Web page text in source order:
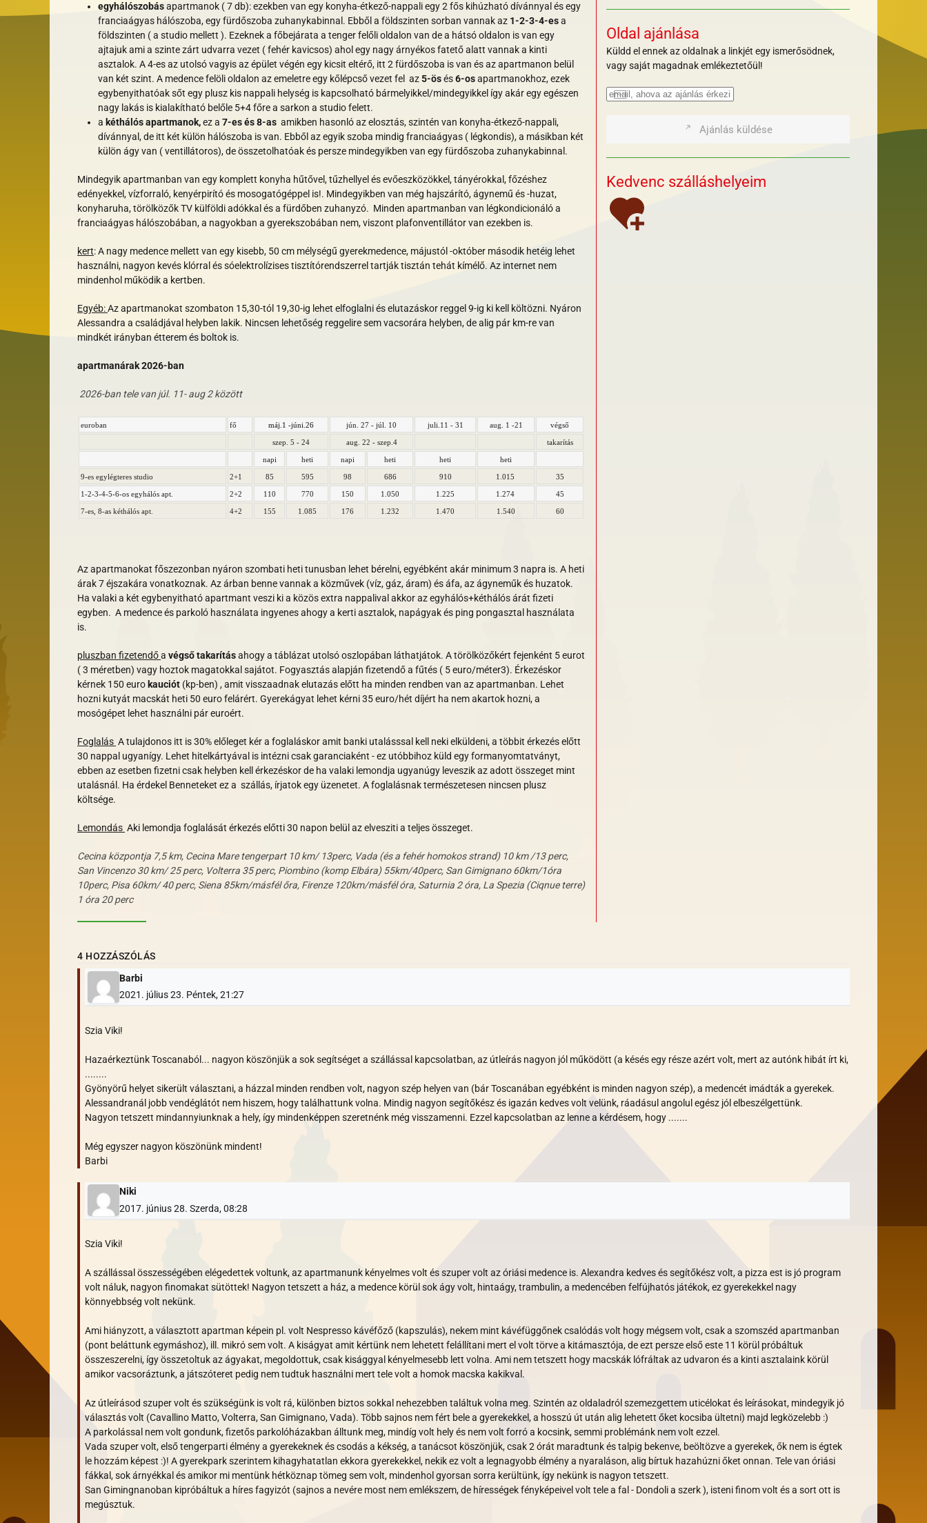
egyhálószobásapartmanok ( 7 db): ezekben van egy konyha-étkező-nappali egy 2 fős kihúzható dívánnyal és egy
franciaágyas hálószoba, egy fürdőszoba zuhanykabinnal. Ebből a földszinten sorban vannak az 1-2-3-4-esa
földszinten ( a studio mellett ). Ezeknek a főbejárata a tenger felőli oldalon van de a hátsó oldalon is van egy
ajtajuk ami a szinte zárt udvarra vezet ( fehér kavicsos) ahol egy nagy árnyékos fatető alatt vannak a kinti
asztalok. A 4-es az utolsó vagyis az épület végén egy kicsit eltérő, itt 2 fürdőszoba is van és az apartmanon belül
van két szint. A medence felöli oldalon az emeletre egy kőlépcső vezet fel az5-ösés6-osapartmanokhoz, ezek
egybenyithatóak sőt egy plusz kis nappali helység is kapcsolható bármelyikkel/mindegyikkel így akár egy egészen
nagy lakás is kialakítható belőle 5+4 főre a sarkon a studio felett.
a kéthálós apartmanok,ez a 7-es és 8-as amikben hasonló az elosztás, szintén van konyha-étkező-nappali,
dívánnyal, de itt két külön hálószoba is van. Ebből az egyik szoba mindig franciaágyas ( légkondis), a másikban két
külön ágy van ( ventillátoros), de összetolhatóak és persze mindegyikben van egy fürdőszoba zuhanykabinnal.
Mindegyik apartmanban van egy komplett konyha hűtővel, tűzhellyel és evőeszközökkel, tányérokkal, főzéshez
edényekkel, vízforraló, kenyérpirító és mosogatógéppel is!. Mindegyikben van még hajszárító, ágynemű és -huzat,
konyharuha, törölközők TV külföldi adókkal és a fürdőben zuhanyzó. Minden apartmanban van légkondicionáló a
franciaágyas hálószobában, a nagyokban a gyerekszobában nem, viszont plafonventillátor van ezekben is.
kert:A nagy medence mellett van egy kisebb, 50 cm mélységű gyerekmedence, májustól -október második hetéig lehet
használni, nagyon kevés klórral éssóelektrolízises tisztítórendszerrel tartják tisztán tehát kímélő. Az internet nem
mindenhol működik a kertben.
Egyéb:Az apartmanokat szombaton 15,30-tól 19,30-ig lehet elfoglalni és elutazáskor reggel 9-ig ki kell költözni. Nyáron
Alessandra a családjával helyben lakik. Nincsen lehetőség reggelire sem vacsorára helyben, de alig pár km-re van
mindkét irányban étterem és boltok is.
apartmanárak 2026-ban
2026-ban tele van júl. 11- aug 2 között
euroban fő máj.1 -júni.26 jún. 27 - júl. 10 juli.11 - 31 aug. 1 -21 végső
szep. 5 - 24 aug. 22 - szep.4 takarítás
napi heti napi heti heti heti
9-es egylégteres studio 2+1 85 595 98 686 910 1.015 35
1-2-3-4-5-6-os egyhálós apt. 2+2 110 770 150 1.050 1.225 1.274 45
7-es, 8-as kéthálós apt. 4+2 155 1.085 176 1.232 1.470 1.540 60
Az apartmanokat főszezonban nyáron szombati heti tunusban lehet bérelni, egyébként akár minimum 3 napra is. A heti
árak 7 éjszakára vonatkoznak. Az árban benne vannak a közművek (víz, gáz, áram) és áfa, az ágyneműk és huzatok.
Ha valaki a két egybenyitható apartmant veszi ki a közös extra nappalival akkor az egyhálós+kéthálós árát fizeti
egyben. A medence és parkoló használata ingyenes ahogy a kerti asztalok, napágyak és ping pongasztal használata
is.
pluszban fizetendőa végső takarításahogy a táblázat utolsó oszlopában láthatjátok. A törölközőkért fejenként 5 eurot
( 3 méretben) vagy hoztok magatokkal sajátot. Fogyasztás alapján fizetendő a fűtés ( 5 euro/méter3). Érkezéskor
kérnek 150 euro kauciót (kp-ben) , amit visszaadnak elutazás előtt ha minden rendben van az apartmanban. Lehet
hozni kutyát macskát heti 50 euro felárért. Gyerekágyat lehet kérni 35 euro/hét díjért ha nem akartok hozni, a
mosógépet lehet használni pár euroért.
Foglalás A tulajdonos itt is 30% előleget kér a foglaláskor amit banki utalásssal kell neki elküldeni, a többit érkezés előtt
30 nappal ugyanígy. Lehet hitelkártyával is intézni csak garanciaként -ez utóbbihoz küld egy formanyomtatványt,
ebben az esetben fizetni csak helyben kell érkezéskor de ha valaki lemondja ugyanúgy leveszik az adott összeget mint
utalásnál. Ha érdekel Benneteket ez a szállás, írjatok egy üzenetet. A foglalásnak természetesen nincsen plusz
költsége.
Lemondás Aki lemondja foglalását érkezés előtti 30 napon belül az elvesziti a teljes összeget.
Cecina központja 7,5 km, Cecina Mare tengerpart 10 km/ 13perc, Vada (és a fehér homokos strand) 10 km /13 perc,
San Vincenzo 30 km/ 25 perc, Volterra 35 perc, Piombino (komp Elbára) 55km/40perc, San Gimignano 60km/1óra
10perc, Pisa 60km/ 40 perc, Siena 85km/másfél őra, Firenze 120km/másfél óra, Saturnia 2 óra, La Spezia (Ciqnue terre)
1 óra 20 perc
Oldal ajánlása
Küldd el ennek az oldalnak a linkjét egy ismerősödnek,
vagy saját magadnak emlékeztetőül!
Ajánlás küldése
Kedvenc szálláshelyeim
4 HOZZÁSZÓLÁS
Barbi
2021. július 23. Péntek, 21:27
Szia Viki!
Hazaérkeztünk Toscanaból... nagyon köszönjük a sok segítséget a szállással kapcsolatban, az útleírás nagyon jól működött (a késés egy része azért volt, mert az autónk hibát írt ki,
........
Gyönyörű helyet sikerült választani, a házzal minden rendben volt, nagyon szép helyen van (bár Toscanában egyébként is minden nagyon szép), a medencét imádták a gyerekek.
Alessandranál jobb vendéglátót nem hiszem, hogy találhattunk volna. Mindig nagyon segítőkész és igazán kedves volt velünk, ráadásul angolul egész jól elbeszélgettünk.
Nagyon tetszett mindannyiunknak a hely, így mindenképpen szeretnénk még visszamenni. Ezzel kapcsolatban az lenne a kérdésem, hogy .......
Még egyszer nagyon köszönünk mindent!
Barbi
Niki
2017. június 28. Szerda, 08:28
Szia Viki!
A szállással összességében elégedettek voltunk, az apartmanunk kényelmes volt és szuper volt az óriási medence is. Alexandra kedves és segítőkész volt, a pizza est is jó program
volt náluk, nagyon finomakat sütöttek! Nagyon tetszett a ház, a medence körül sok ágy volt, hintaágy, trambulin, a medencében felfújhatós játékok, ez gyerekekkel nagy
könnyebbség volt nekünk.
Ami hiányzott, a választott apartman képein pl. volt Nespresso kávéfőző (kapszulás), nekem mint kávéfüggőnek csalódás volt hogy mégsem volt, csak a szomszéd apartmanban
(pont beláttunk egymáshoz), ill. mikró sem volt. A kiságyat amit kértünk nem lehetett felállítani mert el volt törve a kitámasztója, de ezt persze első este 11 körül próbáltuk
összeszerelni, így összetoltuk az ágyakat, megoldottuk, csak kisággyal kényelmesebb lett volna. Ami nem tetszett hogy macskák lófráltak az udvaron és a kinti asztalaink körül
amikor vacsoráztunk, a játszóteret pedig nem tudtuk használni mert tele volt a homok macska kakikval.
Az útleírásod szuper volt és szükségünk is volt rá, különben biztos sokkal nehezebben találtuk volna meg. Szintén az oldaladról szemezgettem uticélokat és leírásokat, mindegyik jó
választás volt (Cavallino Matto, Volterra, San Gimignano, Vada). Több sajnos nem fért bele a gyerekekkel, a hosszú út után alig lehetett őket kocsiba ültetni) majd legközelebb :)
A parkolással nem volt gondunk, fizetős parkolóházakban álltunk meg, mindíg volt hely és nem volt forró a kocsink, semmi problémánk nem volt ezzel.
Vada szuper volt, első tengerparti élmény a gyerekeknek és csodás a kékség, a tanácsot köszönjük, csak 2 órát maradtunk és talpig bekenve, beöltözve a gyerekek, ők nem is égtek
le hozzám képest :)! A gyerekpark szerintem kihagyhatatlan ekkora gyerekekkel, nekik ez volt a legnagyobb élmény a nyaraláson, alig bírtuk hazahúzni őket onnan. Tele van óriási
fákkal, sok árnyékkal és amikor mi mentünk hétköznap tömeg sem volt, mindenhol gyorsan sorra kerültünk, így nekünk is nagyon tetszett.
San Gimingnanoban kipróbáltuk a híres fagyizót (sajnos a nevére most nem emlékszem, de hírességek fényképeivel volt tele a fal - Dondoli a szerk ), isteni finom volt és a sort ott is
megúsztuk.